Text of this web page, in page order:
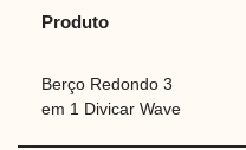
Produto
Berço Redondo 3
em 1 Divicar Wave